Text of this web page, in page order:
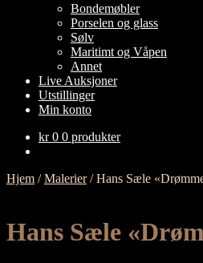
Bondemøbler
Porselen og glass
Sølv
Maritimt og Våpen
Annet
Live Auksjoner
Utstillinger
Min konto
kr0 0 produkter
Hjem /Malerier/Hans Sæle
Hans Sæle